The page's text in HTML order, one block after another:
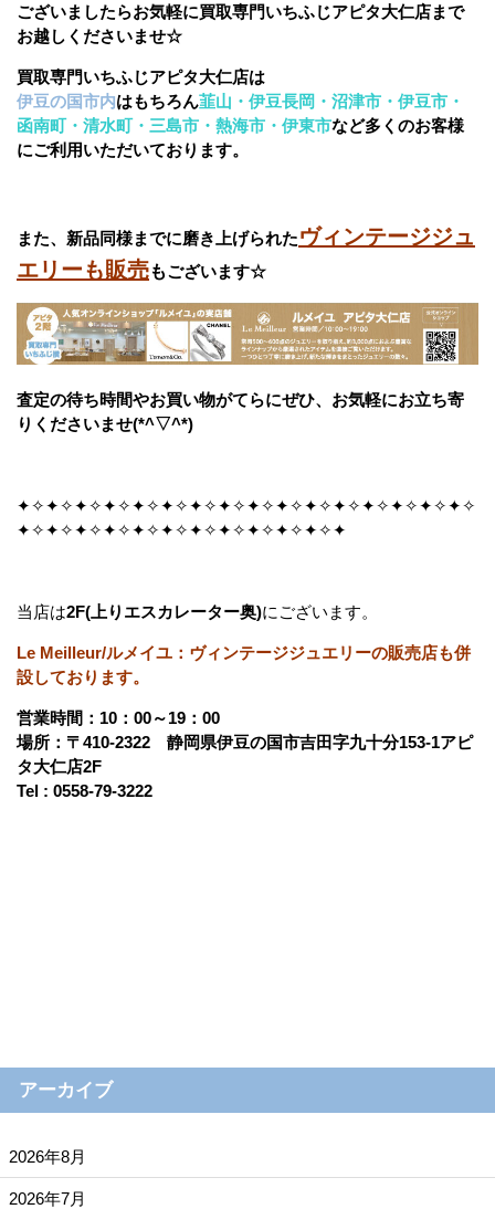
ございましたらお気軽に買取専門いちふじアピタ大仁店まで
お越しくださいませ☆
買取専門いちふじアピタ大仁店は
伊豆の国市内はもちろん韮山・伊豆長岡・沼津市・伊豆市・
函南町・清水町・三島市・熱海市・伊東市など多くのお客様
にご利用いただいております。
また、新品同様までに磨き上げられたヴィンテージジュ
エリーも販売もございます☆
査定の待ち時間やお買い物がてらにぜひ、お気軽にお立ち寄
りくださいませ(*^▽^*)
✦✧✦✧✦✧✦✧✦✧✦✧✦✧✦✧✦✧✦✧✦✧✦✧✦✧✦✧✦✧✦✧
✦✧✦✧✦✧✦✧✦✧✦✧✦✧✦✧✦✧✦✧✦✧✦
当店は2F(上りエスカレーター奥)にございます。
Le Meilleur/ルメイユ：ヴィンテージジュエリーの販売店も併
設しております。
営業時間：10：00～19：00
場所：〒410-2322 静岡県伊豆の国市吉田字九十分153-1アピ
タ大仁店2F
Tel : 0558-79-3222
アーカイブ
2026年8月
2026年7月